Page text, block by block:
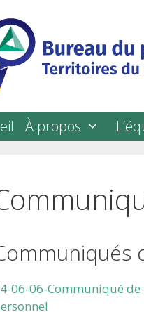
À propos
06-06-Communiqué de